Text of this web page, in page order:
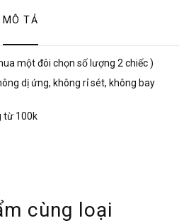
MÔ TẢ
một đôi chọn số lượng 2 chiếc )
dị ứng, không rỉ sét, không bay
từ 100k
cùng loại